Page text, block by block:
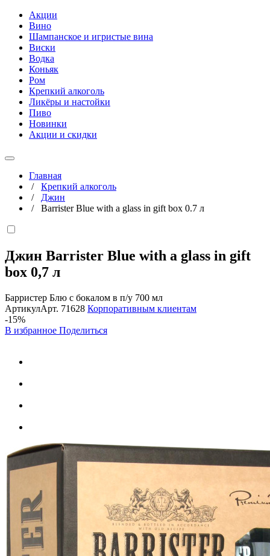
Акции
Вино
Шампанское и игристые вина
Виски
Водка
Коньяк
Ром
Крепкий алкоголь
Ликёры и настойки
Пиво
Новинки
Акции и скидки
Главная
/ Крепкий алкоголь
/ Джин
/ Barrister Blue with a glass in gift box 0.7 л
Джин Barrister Blue with a glass in gift
box 0,7 л
Барристер Блю с бокалом в п/у 700 мл
АртикулАрт. 71628 Корпоративным клиентам
-15%
В избранное Поделиться